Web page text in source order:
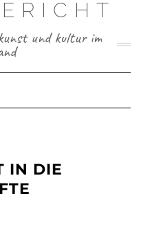
und kultur im
IN DIE